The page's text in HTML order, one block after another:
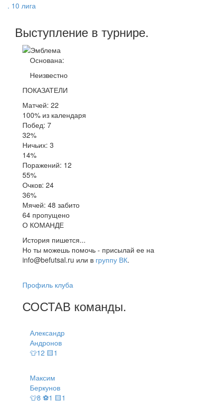
. 10 лига
Выступление в турнире.
Основана:
Неизвестно
ПОКАЗАТЕЛИ
Матчей: 22
100% из календаря
Побед: 7
32%
Ничьих: 3
14%
Поражений: 12
55%
Очков: 24
36%
Мячей: 48 забито
64 пропущено
О КОМАНДЕ
История пишется...
Но ты можешь помочь - присылай ее на
info@befutsal.ru или в группу ВК.
Профиль клуба
СОСТАВ команды.
Александр
Андронов
👕12 🟨1
Максим
Беркунов
👕8 ⚽1 🟨1